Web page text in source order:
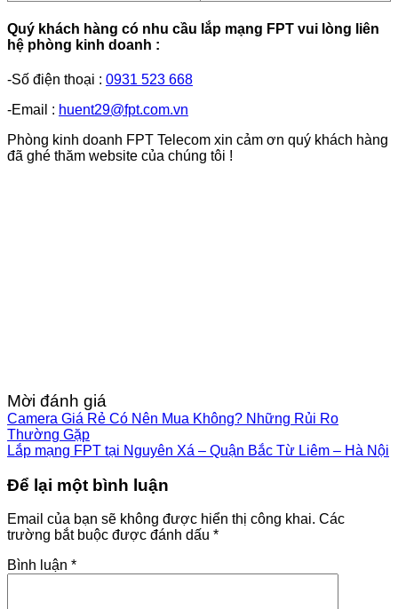
Quý khách hàng có nhu cầu lắp mạng FPT vui lòng liên
hệ phòng kinh doanh :
-Số điện thoại : 0931 523 668
-Email : huent29@fpt.com.vn
Phòng kinh doanh FPT Telecom xin cảm ơn quý khách hàng
đã ghé thăm website của chúng tôi !
Mời đánh giá
Camera Giá Rẻ Có Nên Mua Không? Những Rủi Ro
Thường Gặp
Lắp mạng FPT tại Nguyên Xá – Quận Bắc Từ Liêm – Hà Nội
Để lại một bình luận
Email của bạn sẽ không được hiển thị công khai. Các
trường bắt buộc được đánh dấu *
Bình luận *